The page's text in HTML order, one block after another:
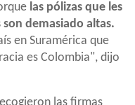
las pólizas que les
demasiado altas.
en Suramérica que
es Colombia", dijo